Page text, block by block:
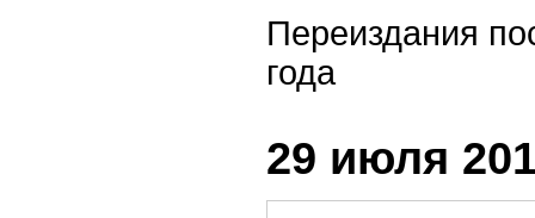
Переиздания
года
29 июля